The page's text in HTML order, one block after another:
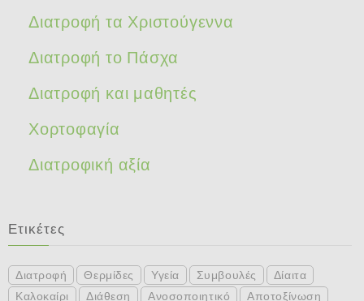
Διατροφή τα Χριστούγεννα
Διατροφή το Πάσχα
Διατροφή και μαθητές
Χορτοφαγία
Διατροφική αξία
Ετικέτες
Διατροφή Θερμίδες Υγεία Συμβουλές
Δίαιτα
Καλοκαίρι
Διάθεση Ανοσοποιητικό
Αποτοξίνωση